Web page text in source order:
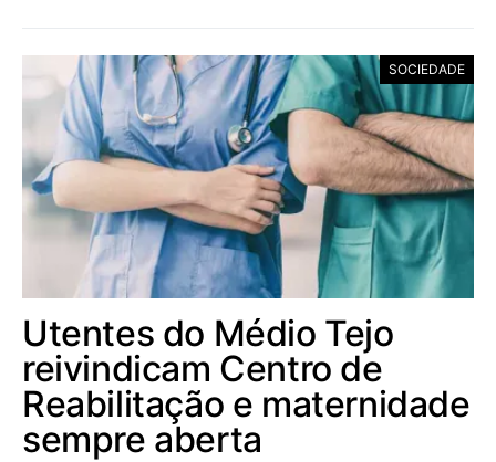
SOCIEDADE
Utentes do Médio Tejo
reivindicam Centro de
Reabilitação e maternidade
sempre aberta